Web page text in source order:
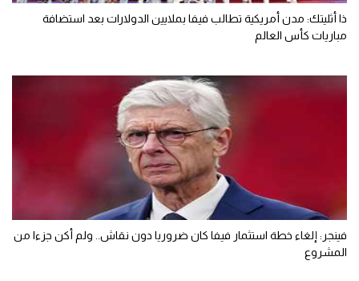
ذا أثليتك: مدن أمريكية تطالب فيفا بملايين الدولارات بعد استضافة
مباريات كأس العالم
فينجر: إلغاء خطة استثمار فيفا كان ضروريا دون نقاش.. ولم أكن جزءا من
المشروع